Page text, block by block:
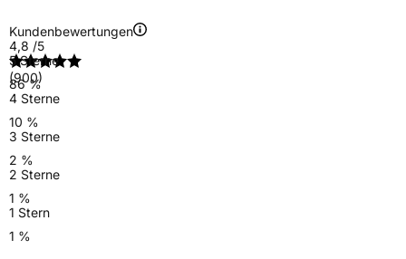
Kundenbewertungen
4,8 /5
(900)
5 Sterne
86 %
4 Sterne
10 %
3 Sterne
2 %
2 Sterne
1 %
1 Stern
1 %